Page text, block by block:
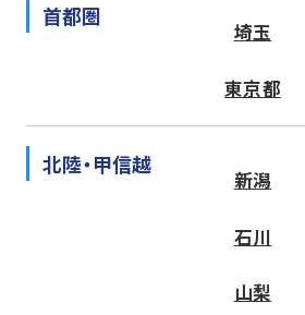
首都圏
埼玉
東京都
北陸・甲信越
新潟
石川
山梨